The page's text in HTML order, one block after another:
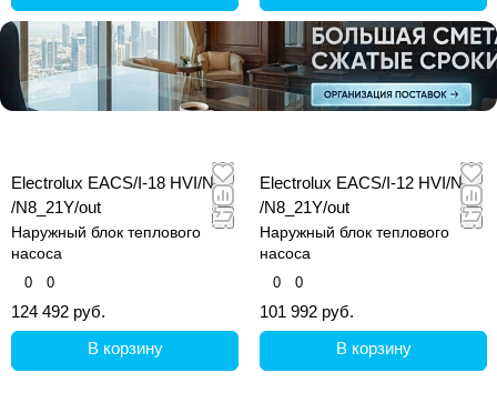
Electrolux EACS/I-18 HVI/N3
/N8_21Y/out
Наружный блок теплового
насоса
0 0
124 492 руб.
В корзину
Electrolux EACS/I-12 HVI/N3
/N8_21Y/out
Наружный блок теплового
насоса
0 0
101 992 руб.
В корзину